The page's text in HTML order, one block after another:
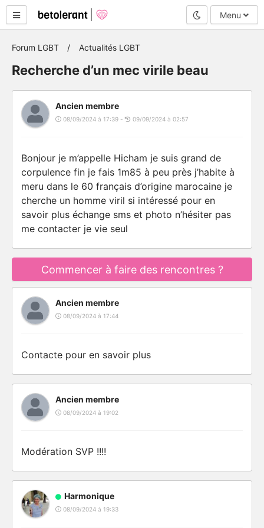
Mode nuit
Menu
Forum LGBT Actualités LGBT
Recherche d’un mec virile beau
Ancien membre
08/09/2024 à 17:39 - 09/09/2024 à 02:57
Bonjour je m’appelle Hicham je suis grand de
corpulence fin je fais 1m85 à peu près j’habite à
meru dans le 60 français d’origine marocaine je
cherche un homme viril si intéressé pour en
savoir plus échange sms et photo n’hésiter pas
me contacter je vie seul
Commencer à faire des rencontres ?
Ancien membre
08/09/2024 à 17:44
Contacte pour en savoir plus
Ancien membre
08/09/2024 à 19:02
Modération SVP !!!!
Harmonique
08/09/2024 à 19:33